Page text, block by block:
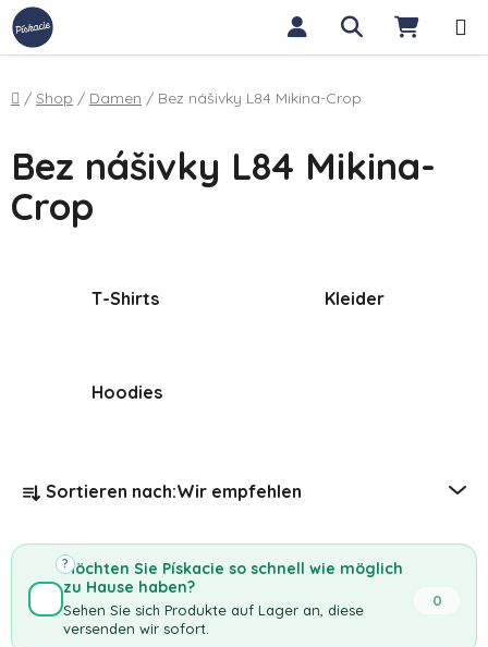
Zum Inhalt springen Suchen
Startseite
/ Shop / Damen / Bez nášivky L84 Mikina-Crop
Bez nášivky L84 Mikina-
Crop
T-Shirts Kleider
Hoodies
Sortieren nach:Wir empfehlen
Möchten Sie Pískacie so schnell wie möglich
zu Hause haben?
Sehen Sie sich Produkte auf Lager an, diese
versenden wir sofort.
0
?